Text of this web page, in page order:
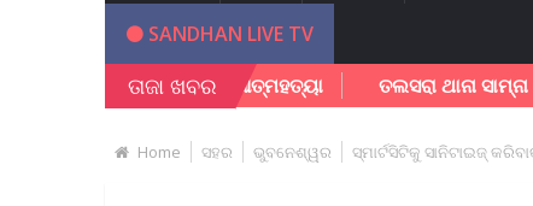
SANDHAN LIVE TV
ତାଜା ଖବର
ଛାତ୍ରୀ ଙ୍କ ଆତ୍ମହତ୍ୟା ତଲସରା ଥାନା ସାମ୍ନା ରେ
Home ସହର ଭୁବନେଶ୍ୱର ସ୍ମାର୍ଟସିଟିକୁ ସାନିଟାଇଜ୍